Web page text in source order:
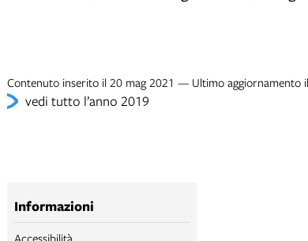
Contenuto inserito il 20 mag 2021 — Ultimo aggiornamento
vedi tutto l’anno 2019
Informazioni
Accessibilità